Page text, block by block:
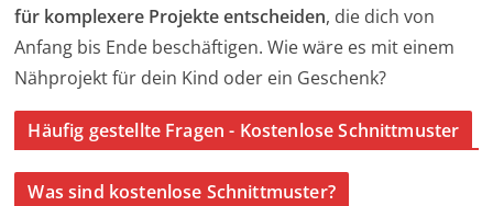
für komplexere Projekte entscheiden, die dich von
Anfang bis Ende beschäftigen. Wie wäre es mit einem
Nähprojekt für dein Kind oder ein Geschenk?
Häufig gestellte Fragen - Kostenlose Schnittmuster
Was sind kostenlose Schnittmuster?